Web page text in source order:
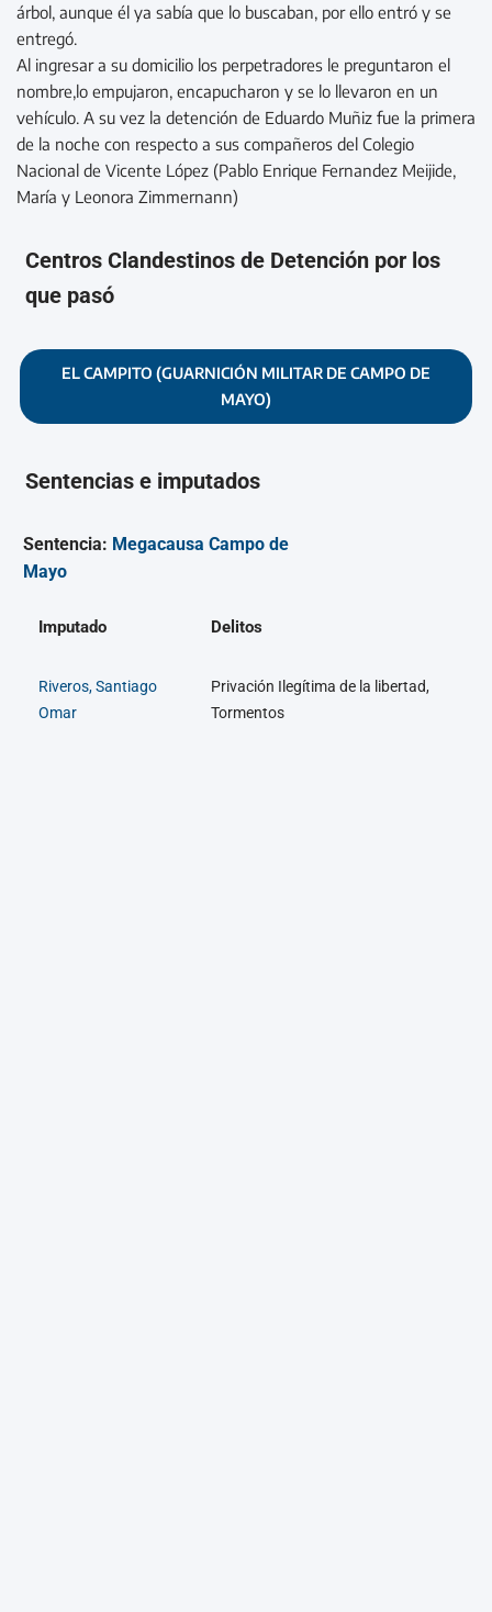
árbol, aunque él ya sabía que lo buscaban, por ello entró y se
entregó.
Al ingresar a su domicilio los perpetradores le preguntaron el
nombre,lo empujaron, encapucharon y se lo llevaron en un
vehículo. A su vez la detención de Eduardo Muñiz fue la primera
de la noche con respecto a sus compañeros del Colegio
Nacional de Vicente López (Pablo Enrique Fernandez Meijide,
María y Leonora Zimmernann)
Centros Clandestinos de Detención por los
que pasó
EL CAMPITO (GUARNICIÓN MILITAR DE CAMPO DE
MAYO)
Sentencias e imputados
Sentencia: Megacausa Campo de
Mayo
Imputado Delitos
Riveros, Santiago
Omar
Privación Ilegítima de la libertad,
Tormentos